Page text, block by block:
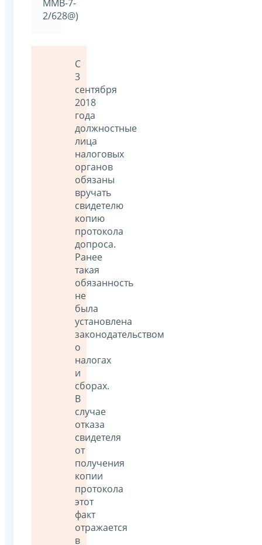
ММВ-7-
2/628@)
С
3
сентября
2018
года
должностные
лица
налоговых
органов
обязаны
вручать
свидетелю
копию
протокола
допроса.
Ранее
такая
обязанность
не
была
установлена
законодательством
о
налогах
и
сборах.
В
случае
отказа
свидетеля
от
получения
копии
протокола
этот
факт
отражается
в